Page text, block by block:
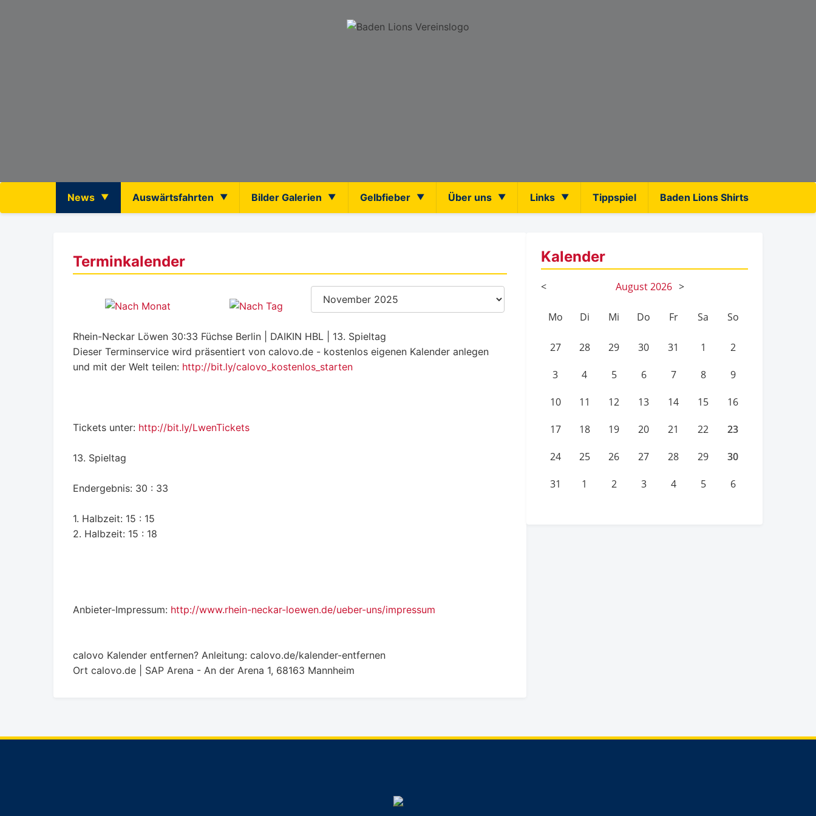
News Auswärtsfahrten Bilder Galerien Gelbfieber Über uns Links Tippspiel Baden Lions Shirts
Terminkalender
Rhein-Neckar Löwen 30:33 Füchse Berlin | DAIKIN HBL | 13. Spieltag
Dieser Terminservice wird präsentiert von calovo.de - kostenlos eigenen Kalender anlegen
und mit der Welt teilen: http://bit.ly/calovo_kostenlos_starten
Tickets unter: http://bit.ly/LwenTickets
13. Spieltag
Endergebnis: 30 : 33
1. Halbzeit: 15 : 15
2. Halbzeit: 15 : 18
Anbieter-Impressum: http://www.rhein-neckar-loewen.de/ueber-uns/impressum
calovo Kalender entfernen? Anleitung: calovo.de/kalender-entfernen
Ort calovo.de | SAP Arena - An der Arena 1, 68163 Mannheim
Kalender
< August2026 >
Mo Di Mi Do Fr Sa So
27 28 29 30 31 1 2
3 4 5 6 7 8 9
10 11 12 13 14 15 16
17 18 19 20 21 22 23
24 25 26 27 28 29 30
31 1 2 3 4 5 6